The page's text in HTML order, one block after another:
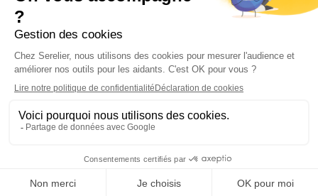
Mentions légales
Gestion des cookies
© 2026Serelier. Tous droits réservés.